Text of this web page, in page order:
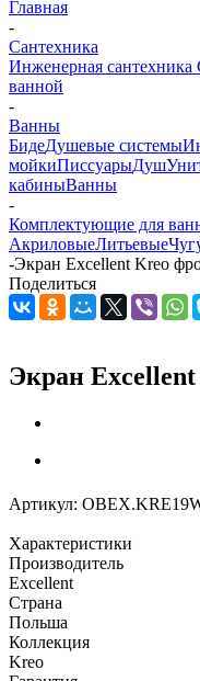
Главная
-
Сантехника
Инженерная сантехника
ванной
-
Ванны
БидеДушевые системы
мойкиПиссуарыДуш
кабиныВанны
-
Комплектующие для
АкриловыеЛитьевые
-Экран Excellent Kreo
Поделиться
Экран
Артикул:
Характеристики
Производитель
Excellent
Страна
Польша
Коллекция
Kreo